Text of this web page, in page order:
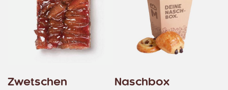
Zwetschen Naschbox